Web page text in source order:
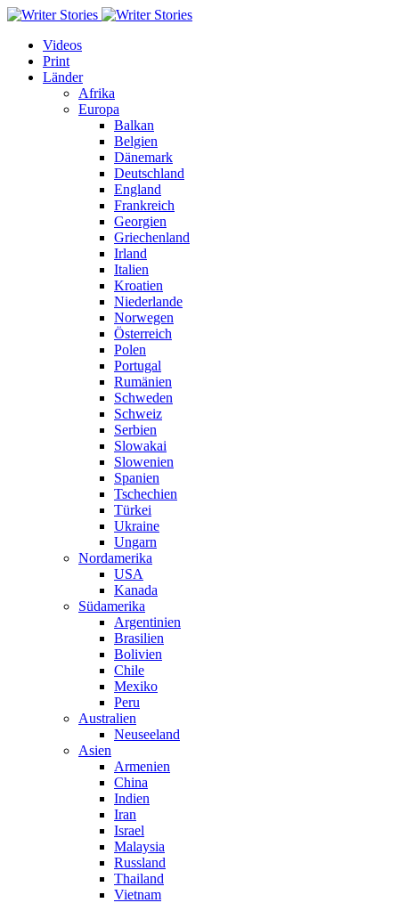
Videos
Print
Länder
Afrika
Europa
Balkan
Belgien
Dänemark
Deutschland
England
Frankreich
Georgien
Griechenland
Irland
Italien
Kroatien
Niederlande
Norwegen
Österreich
Polen
Portugal
Rumänien
Schweden
Schweiz
Serbien
Slowakai
Slowenien
Spanien
Tschechien
Türkei
Ukraine
Ungarn
Nordamerika
USA
Kanada
Südamerika
Argentinien
Brasilien
Bolivien
Chile
Mexiko
Peru
Australien
Neuseeland
Asien
Armenien
China
Indien
Iran
Israel
Malaysia
Russland
Thailand
Vietnam